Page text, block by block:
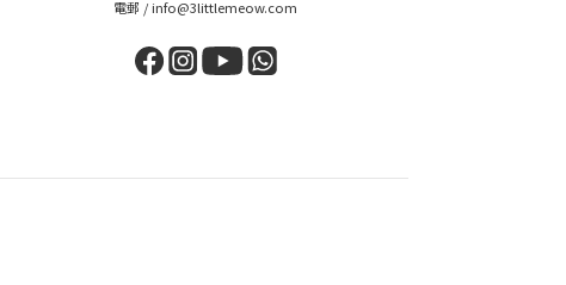
電郵 / info@3littlemeow.com